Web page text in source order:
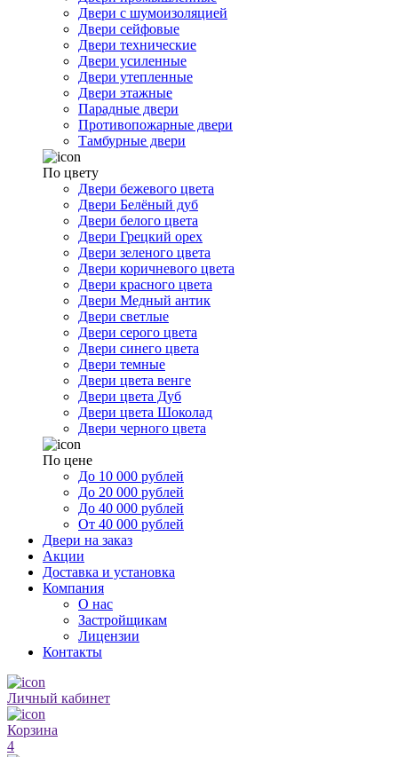
Двери с шумоизоляцией
Двери сейфовые
Двери технические
Двери усиленные
Двери утепленные
Двери этажные
Парадные двери
Противопожарные двери
Тамбурные двери
По цвету
Двери бежевого цвета
Двери Белёный дуб
Двери белого цвета
Двери Грецкий орех
Двери зеленого цвета
Двери коричневого цвета
Двери красного цвета
Двери Медный антик
Двери светлые
Двери серого цвета
Двери синего цвета
Двери темные
Двери цвета венге
Двери цвета Дуб
Двери цвета Шоколад
Двери черного цвета
По цене
До 10 000 рублей
До 20 000 рублей
До 40 000 рублей
От 40 000 рублей
Двери на заказ
Акции
Доставка и установка
Компания
О нас
Застройщикам
Лицензии
Контакты
Личный кабинет
Корзина
4